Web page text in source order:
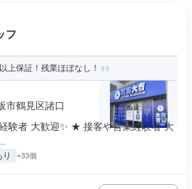
フ
上保証！残業ほぼなし！
市鶴見区諸口
験者 大歓迎✨ ★ 接客や営業経験者 大
+33個